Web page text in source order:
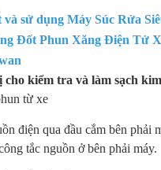
sử dụng Máy Súc Rửa
Đốt Phun Xăng Điện Tử
kiểm tra và làm sạch
từ xe
điện qua đầu cắm bên phải
tắc nguồn ở bên phải máy.